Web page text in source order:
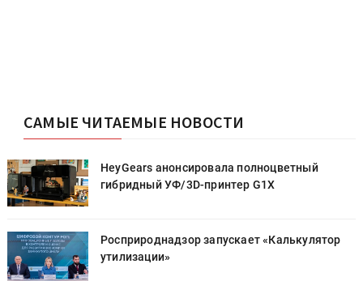
САМЫЕ ЧИТАЕМЫЕ НОВОСТИ
HeyGears анонсировала полноцветный
гибридный УФ/3D-принтер G1X
Росприроднадзор запускает «Калькулятор
утилизации»